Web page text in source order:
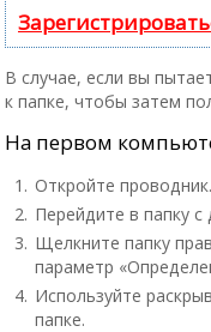
В случае, если вы
к папке, чтобы затем
На первом
Откройте проводник.
Перейдите в папку
Щелкните папку
параметр
Используйте
папке.